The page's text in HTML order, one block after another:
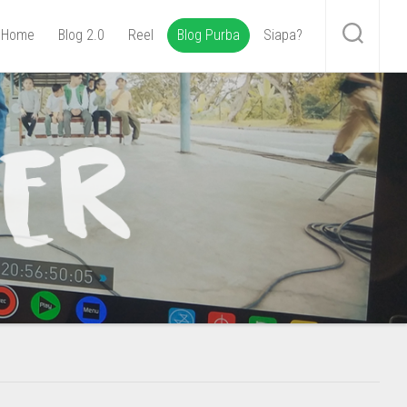
Home Blog 2.0 Reel Blog Purba Siapa?